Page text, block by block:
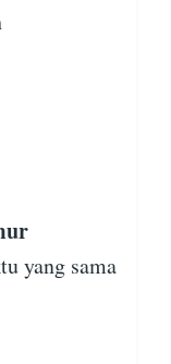
yang sama